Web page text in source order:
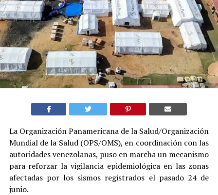
La Organización Panamericana de la Salud/Organización
Mundial de la Salud (OPS/OMS), en coordinación con las
autoridades venezolanas, puso en marcha un mecanismo
para reforzar la vigilancia epidemiológica en las zonas
afectadas por los sismos registrados el pasado 24 de
junio.